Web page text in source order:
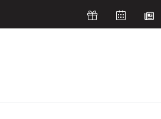
Icona Sostienici
Icona